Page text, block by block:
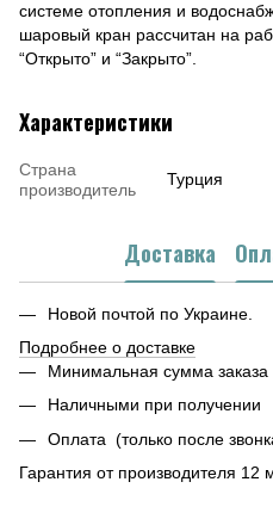
системе отопления и
шаровый кран рассчитан на
“Открыто” и “Закрыто”.
Характеристики
Страна
производитель
Турция
Доставка
Новой почтой по Украине.
Подробнее о доставке
Минимальная сумма
Наличными при получении
Оплата (только после
Гарантия от производителя 12